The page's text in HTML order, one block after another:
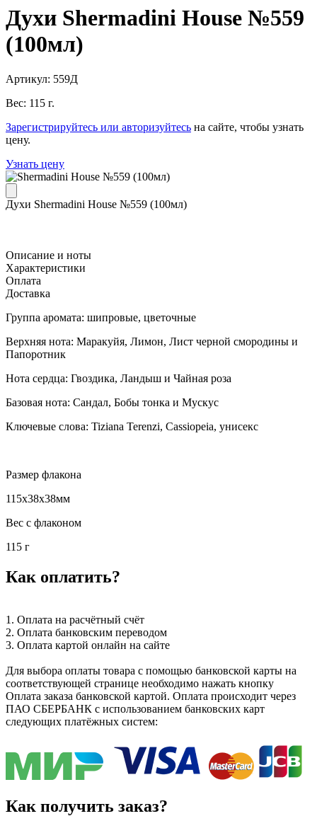
Духи Shermadini House №559
(100мл)
Артикул: 559Д
Вес: 115 г.
Зарегистрируйтесь или авторизуйтесь на сайте, чтобы узнать
цену.
Узнать цену
Духи Shermadini House №559 (100мл)
Описание и ноты
Характеристики
Оплата
Доставка
Группа аромата: шипровые, цветочные
Верхняя нота: Маракуйя, Лимон, Лист черной смородины и
Папоротник
Нота сердца: Гвоздика, Ландыш и Чайная роза
Базовая нота: Сандал, Бобы тонка и Мускус
Ключевые слова: Tiziana Terenzi, Cassiopeia, унисекс
Размер флакона
115x38x38мм
Вес с флаконом
115 г
Как оплатить?
1. Оплата на расчётный счёт
2. Оплата банковским переводом
3. Оплата картой онлайн на сайте
Для выбора оплаты товара с помощью банковской карты на
соответствующей странице необходимо нажать кнопку
Оплата заказа банковской картой. Оплата происходит через
ПАО СБЕРБАНК с использованием банковских карт
следующих платёжных систем:
Как получить заказ?